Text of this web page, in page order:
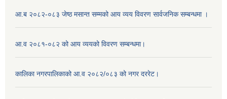
आ.ब २०८२-०८३ जेष्ठ मसान्त सम्मको आय व्यय विवरण सार्वजनिक सम्बन्धमा ।
आ.व २०८१-०८२ को आय व्ययको विवरण सम्बन्धमा।
कालिका नगरपालिकाको आ.व २०८२/०८३ को नगर दररेट।